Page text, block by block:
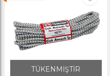
TÜKENMİŞTİR